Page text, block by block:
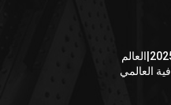
مؤشر مُدرَكات الفساد 2025|العالم
العالمي